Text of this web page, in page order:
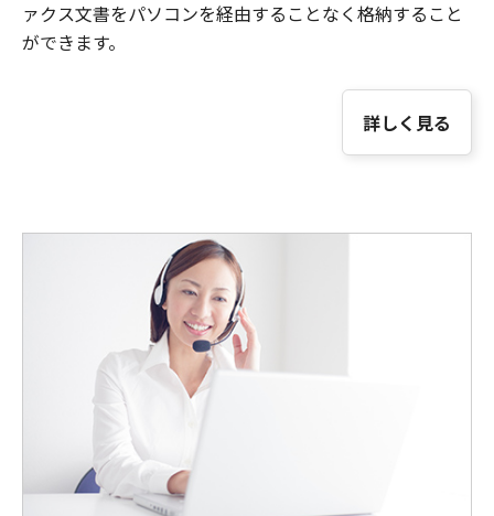
ァクス文書をパソコンを経由することなく格納すること
ができます。
詳しく見る